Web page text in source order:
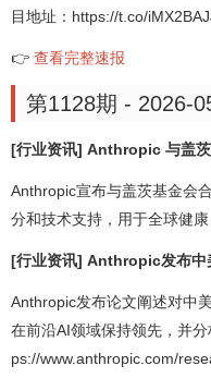
目地址：https://t.co/
👉 查看完整速报
第1128期 - 2026-
[行业资讯] Anthropic 与盖
Anthropic宣布与盖茨基金会
分和技术支持，用于全球健
[行业资讯] Anthropic发布中
Anthropic发布论文阐述对中
在前沿AI领域保持领先，并
ps://www.anthropic.com/